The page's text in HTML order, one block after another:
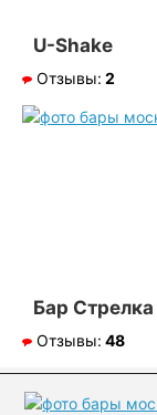
U-Shake
Отзывы: 2
Бар Стрелка
Отзывы: 48